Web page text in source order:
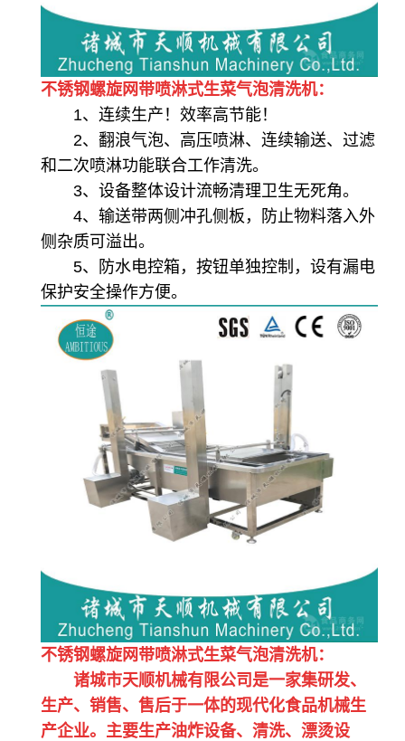
不锈钢螺旋网带喷淋式生菜气泡清洗机：
1、连续生产！效率高节能！
2、翻浪气泡、高压喷淋、连续输送、过滤
和二次喷淋功能联合工作清洗。
3、设备整体设计流畅清理卫生无死角。
4、输送带两侧冲孔侧板，防止物料落入外
侧杂质可溢出。
5、防水电控箱，按钮单独控制，设有漏电
保护安全操作方便。
不锈钢螺旋网带喷淋式生菜气泡清洗机：
诸城市天顺机械有限公司是一家集研发、
生产、销售、售后于一体的现代化食品机械生
产企业。主要生产油炸设备、清洗、漂烫设